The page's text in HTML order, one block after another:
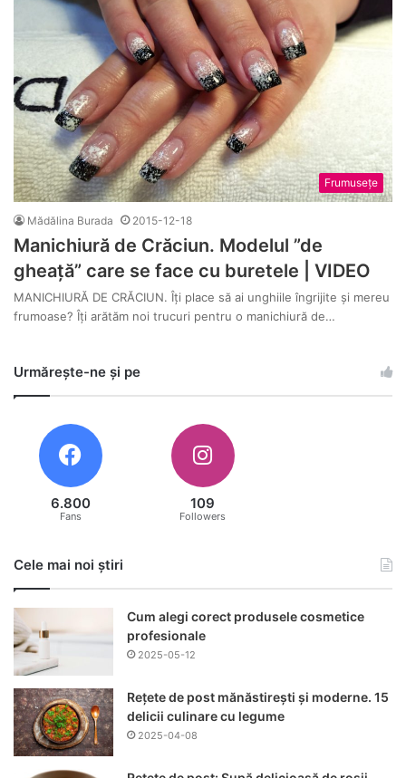
Frumusețe
Mădălina Burada 2015-12-18
Manichiură de Crăciun. Modelul ”de
gheață” care se face cu buretele | VIDEO
MANICHIURĂ DE CRĂCIUN. Îți place să ai unghiile îngrijite și mereu
frumoase? Îți arătăm noi trucuri pentru o manichiură de…
Urmărește-ne și pe
6.800
Fans
109
Followers
Cele mai noi știri
Cum alegi corect produsele cosmetice
profesionale
2025-05-12
Rețete de post mănăstirești și moderne. 15
delicii culinare cu legume
2025-04-08